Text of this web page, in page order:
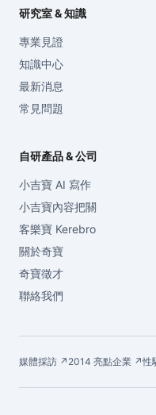
研究室 & 知識
專業見證
知識中心
最新消息
常見問題
自研產品 & 公司
小吉寶 AI 寫作
小吉寶內容把關
客樂寶 Kerebro
關於奇寶
奇寶徵才
聯絡我們
媒體採訪 ↗ 2014 亮點企業 ↗性